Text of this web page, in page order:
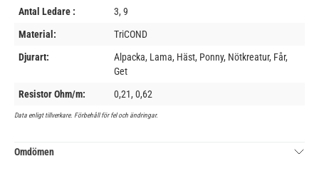
Antal Ledare :
3, 9
Material:
TriCOND
Djurart:
Alpacka, Lama, Häst, Ponny, Nötkreatur, Får,
Get
Resistor Ohm/m:
0,21, 0,62
Data enligt tillverkare. Förbehåll för fel och ändringar.
Omdömen